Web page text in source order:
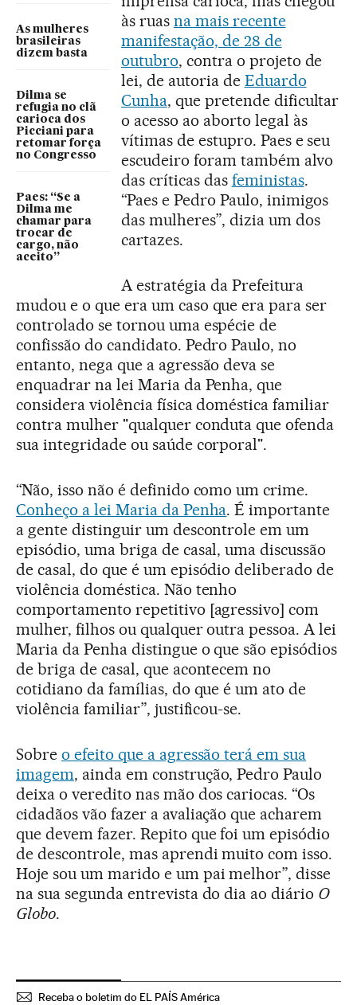
As mulheres
brasileiras
dizem basta
Dilma se
refugia no clã
carioca dos
Picciani para
retomar força
no Congresso
Paes: “Se a
Dilma me
chamar para
trocar de
cargo, não
aceito”
às ruas na mais recente
manifestação, de 28 de
outubro, contra o projeto de
lei, de autoria de Eduardo
Cunha, que pretende dificultar
o acesso ao aborto legal às
vítimas de estupro. Paes e seu
escudeiro foram também alvo
das críticas das feministas.
“Paes e Pedro Paulo, inimigos
das mulheres”, dizia um dos
cartazes.
A estratégia da Prefeitura
mudou e o que era um caso que era para ser
controlado se tornou uma espécie de
confissão do candidato. Pedro Paulo, no
entanto, nega que a agressão deva se
enquadrar na lei Maria da Penha, que
considera violência física doméstica familiar
contra mulher "qualquer conduta que ofenda
sua integridade ou saúde corporal".
“Não, isso não é definido como um crime.
Conheço a lei Maria da Penha. É importante
a gente distinguir um descontrole em um
episódio, uma briga de casal, uma discussão
de casal, do que é um episódio deliberado de
violência doméstica. Não tenho
comportamento repetitivo [agressivo] com
mulher, filhos ou qualquer outra pessoa. A lei
Maria da Penha distingue o que são episódios
de briga de casal, que acontecem no
cotidiano da famílias, do que é um ato de
violência familiar”, justificou-se.
Sobre o efeito que a agressão terá em sua
imagem, ainda em construção, Pedro Paulo
deixa o veredito nas mão dos cariocas. “Os
cidadãos vão fazer a avaliação que acharem
que devem fazer. Repito que foi um episódio
de descontrole, mas aprendi muito com isso.
Hoje sou um marido e um pai melhor”, disse
na sua segunda entrevista do dia ao diário O
Globo.
Receba o boletim do EL PAÍS América